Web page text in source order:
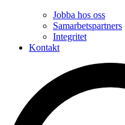
Jobba hos oss
Samarbetspartners
Integritet
Kontakt